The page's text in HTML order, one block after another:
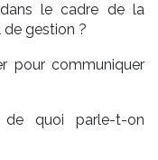
le cadre de la
de gestion ?
pour communiquer
de quoi parle-t-on